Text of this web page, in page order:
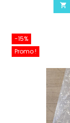

-15%
Promo !